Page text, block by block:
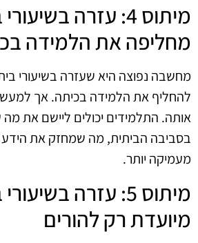
מחליפה את הלמידה
להחליף את הלמידה בכיתה. אך
אותה. התלמידים יכולים ליישם את
בסביבה הביתית, מה שמחזק את הידע
מעמיקה יותר.
מיועדת רק להורים